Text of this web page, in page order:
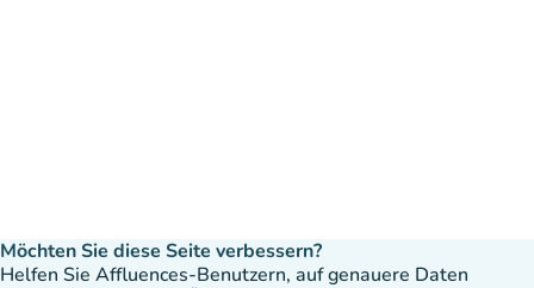
Möchten Sie diese Seite verbessern?
Helfen Sie Affluences-Benutzern, auf genauere Daten